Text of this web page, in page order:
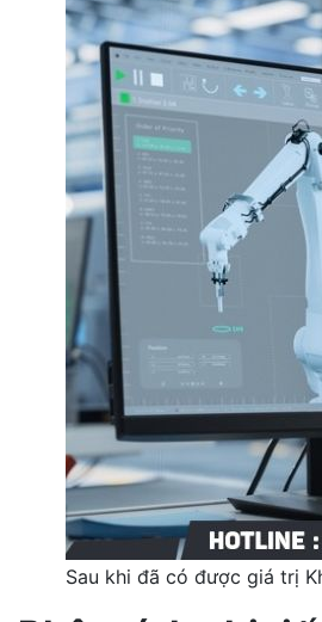
Sau khi đã có được giá trị